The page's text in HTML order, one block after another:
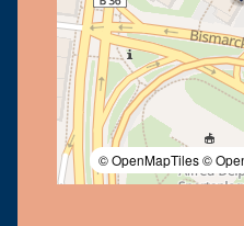
© OpenMapTiles©